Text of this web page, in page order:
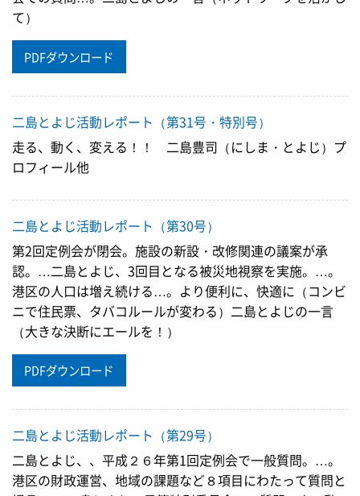
て）
PDFダウンロード
二島とよじ活動レポート（第31号・特別号）
走る、動く、変える！！ 二島豊司（にしま・とよじ）プ
ロフィール他
二島とよじ活動レポート（第30号）
第2回定例会が閉会。施設の新設・改修関連の議案が承
認。…二島とよじ、3回目となる被災地視察を実施。…。
港区の人口は増え続ける…。より便利に、快適に（コンビ
ニで住民票、タバコルールが変わる）二島とよじの一言
（大きな決断にエールを！）
PDFダウンロード
二島とよじ活動レポート（第29号）
二島とよじ、、平成２６年第1回定例会で一般質問。…。
港区の財政運営、地域の課題など８項目にわたって質問と